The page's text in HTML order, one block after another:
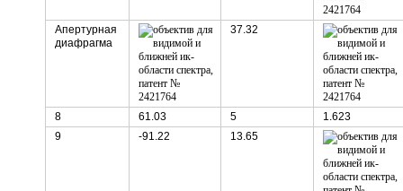
Апертурная
диафрагма
37.32
8 61.03 5
1.623
9
-91.22 13.65